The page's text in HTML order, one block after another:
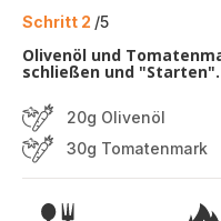
Schritt 2 /5
Olivenöl und
schließen und "Starten".
20g Olivenöl
30g Tomatenmark